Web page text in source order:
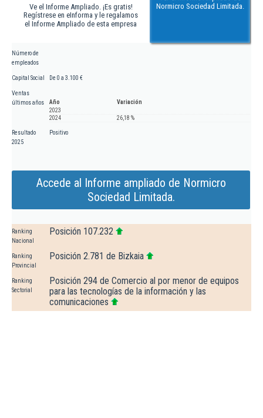
Ve el Informe Ampliado. ¡Es gratis!
Regístrese en eInforma y le regalamos
el Informe Ampliado de esta empresa
Normicro Sociedad Limitada.
Número de
empleados
Capital Social De 0 a 3.100 €
Ventas
últimos años
Año
Variación
2023
2024
26,18 %
Resultado
2025
Positivo
Accede al Informe ampliado de Normicro
Sociedad Limitada.
Ranking
Nacional
Posición 107.232
Ranking
Provincial
Posición 2.781 de Bizkaia
Ranking
Sectorial
Posición 294 de Comercio al por menor de equipos
para las tecnologías de la información y las
comunicaciones